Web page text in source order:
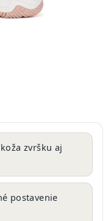
zvršku aj
postavenie